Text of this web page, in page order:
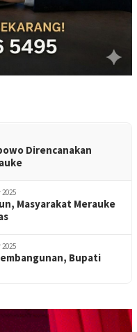
Direncanakan
2025
Masyarakat Merauke
Bupati